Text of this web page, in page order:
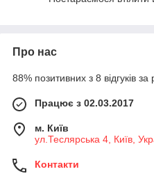
Про нас
88% позитивних з 8 відгуків за
Працює з 02.03.2017
м. Київ
ул.Теслярська 4, Київ,
Контакти